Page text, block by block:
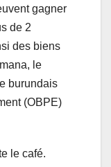
gagner
de 2
des biens
le
burundais
(OBPE)
le café.